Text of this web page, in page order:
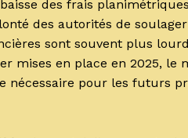
des frais
des autorités de
sont souvent plus
mises en place en 2025, le
nécessaire pour les futurs